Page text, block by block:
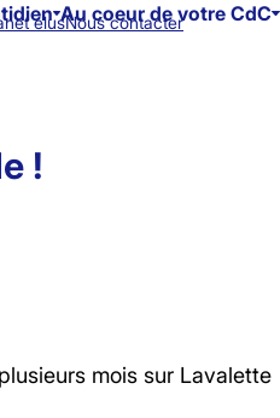
élusNous contacter
Au coeur de votre CdC
!
mois sur Lavalette